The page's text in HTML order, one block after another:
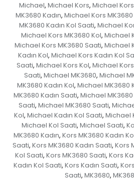
Michael, Michael Kors, Michael
MK3680 Kadın, Michael Kors MK3680
MK3680 Kadın Kol Saati, Michael
Michael Kors MK3680 Kol, Michael
Michael Kors MK3680 Saati, Michael
Kadın Kol, Michael Kors Kadın Kol
Saati, Michael Kors Kol, Michael
Saati, Michael MK3680, Michael
MK3680 Kadın Kol, Michael MK3680
MK3680 Kadın Saati, Michael MK3680
Saati, Michael MK3680 Saati,
Kol, Michael Kadın Kol Saati, Michael
Michael Kol Saati, Michael Saati,
MK3680 Kadın, Kors MK3680 Kadın
Saati, Kors MK3680 Kadın Saati, Kors
Kol Saati, Kors MK3680 Saati, Kors
Kadın Kol Saati, Kors Kadın Saati,
Saati, MK3680,